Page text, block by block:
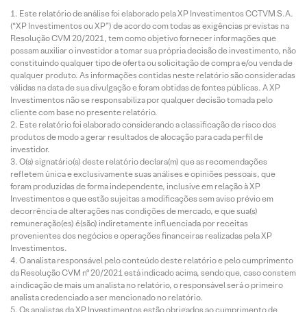
Este relatório de análise foi elaborado pela XP Investimentos CCTVM S.A.
(“XP Investimentos ou XP”) de acordo com todas as exigências previstas na
Resolução CVM 20/2021, tem como objetivo fornecer informações que
possam auxiliar o investidor a tomar sua própria decisão de investimento, não
constituindo qualquer tipo de oferta ou solicitação de compra e/ou venda de
qualquer produto. As informações contidas neste relatório são consideradas
válidas na data de sua divulgação e foram obtidas de fontes públicas. A XP
Investimentos não se responsabiliza por qualquer decisão tomada pelo
cliente com base no presente relatório.
Este relatório foi elaborado considerando a classificação de risco dos
produtos de modo a gerar resultados de alocação para cada perfil de
investidor.
O(s) signatário(s) deste relatório declara(m) que as recomendações
refletem única e exclusivamente suas análises e opiniões pessoais, que
foram produzidas de forma independente, inclusive em relação à XP
Investimentos e que estão sujeitas a modificações sem aviso prévio em
decorrência de alterações nas condições de mercado, e que sua(s)
remuneração(es) é(são) indiretamente influenciada por receitas
provenientes dos negócios e operações financeiras realizadas pela XP
Investimentos.
O analista responsável pelo conteúdo deste relatório e pelo cumprimento
da Resolução CVM nº 20/2021 está indicado acima, sendo que, caso constem
a indicação de mais um analista no relatório, o responsável será o primeiro
analista credenciado a ser mencionado no relatório.
Os analistas da XP Investimentos estão obrigados ao cumprimento de